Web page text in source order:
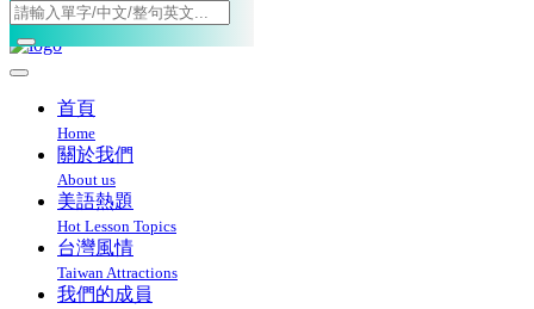
Toggle navigation
首頁
Home
關於我們
About us
美語熱題
Hot Lesson Topics
台灣風情
Taiwan Attractions
我們的成員